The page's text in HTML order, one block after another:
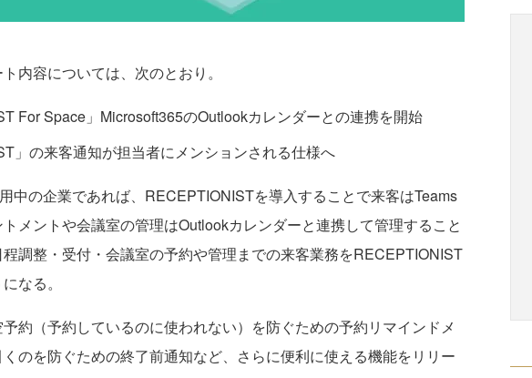
内容については、次のとおり。
For Space」Microsoft365のOutlookカレンダーとの連携を開始
」の来客通知が担当者にメンションされる仕様へ
中の企業であれば、RECEPTIONISTを導入することで来客はTeams
メントや会議室の管理はOutlookカレンダーと連携して管理すること
調整・受付・会議室の予約や管理までの来客業務をRECEPTIONIST
なる。
約（予約しているのに使われない）を防ぐための予約リマインドメ
のを防ぐための終了前通知など、さらに便利に使える機能をリリー